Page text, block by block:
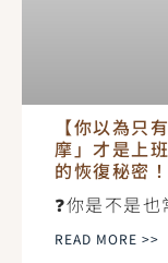
【你以為只
摩」才是上
的恢復秘密！
❓你是不是
READ MORE >>